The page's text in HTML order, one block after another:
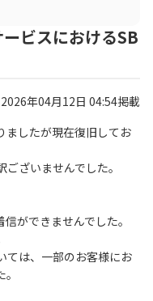
ビスにおけるSB
2026年04月12日 04:54掲載
ましたが現在復旧してお
ざいませんでした。
ができませんでした。
は、一部のお客様にお